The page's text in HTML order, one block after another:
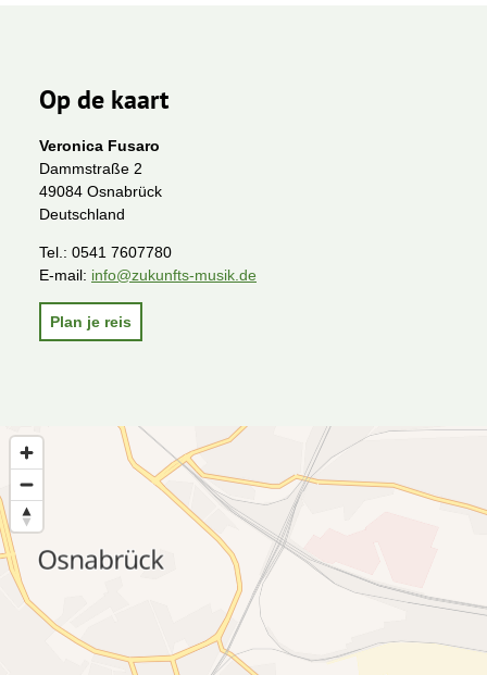
Op de kaart
Veronica Fusaro
Dammstraße 2
49084 Osnabrück
Deutschland
Tel.: 0541 7607780
E-mail: info@zukunfts-musik.de
Plan je reis